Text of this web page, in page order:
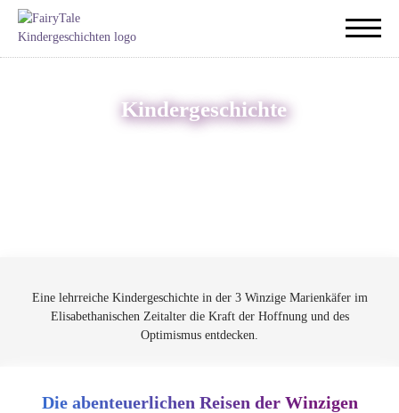
Kindergeschichte
Eine lehrreiche Kindergeschichte in der 3 Winzige Marienkäfer im
Elisabethanischen Zeitalter die Kraft der Hoffnung und des
Optimismus entdecken.
Die abenteuerlichen Reisen der Winzigen